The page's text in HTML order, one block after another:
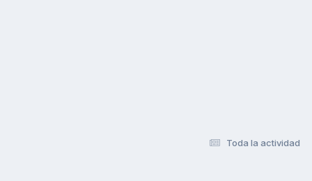
Toda la actividad